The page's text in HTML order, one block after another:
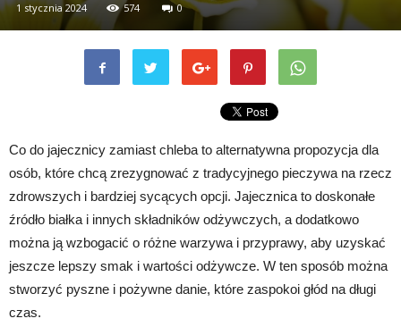
1 stycznia 2024 574 0
Co do jajecznicy zamiast chleba to alternatywna propozycja dla
osób, które chcą zrezygnować z tradycyjnego pieczywa na rzecz
zdrowszych i bardziej sycących opcji. Jajecznica to doskonałe
źródło białka i innych składników odżywczych, a dodatkowo
można ją wzbogacić o różne warzywa i przyprawy, aby uzyskać
jeszcze lepszy smak i wartości odżywcze. W ten sposób można
stworzyć pyszne i pożywne danie, które zaspokoi głód na długi
czas.